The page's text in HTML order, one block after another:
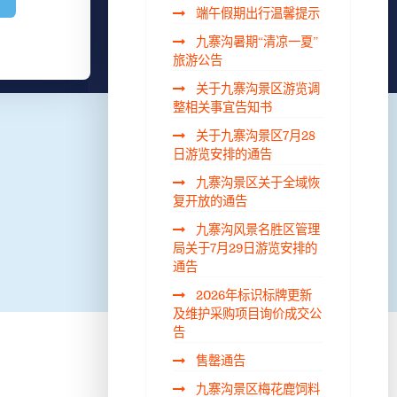
端午假期出行温馨提示
九寨沟暑期“清凉一夏”
旅游公告
关于九寨沟景区游览调
整相关事宜告知书
关于九寨沟景区7月28
日游览安排的通告
九寨沟景区关于全域恢
复开放的通告
九寨沟风景名胜区管理
局关于7月29日游览安排的
通告
2026年标识标牌更新
及维护采购项目询价成交公
告
售罄通告
九寨沟景区梅花鹿饲料